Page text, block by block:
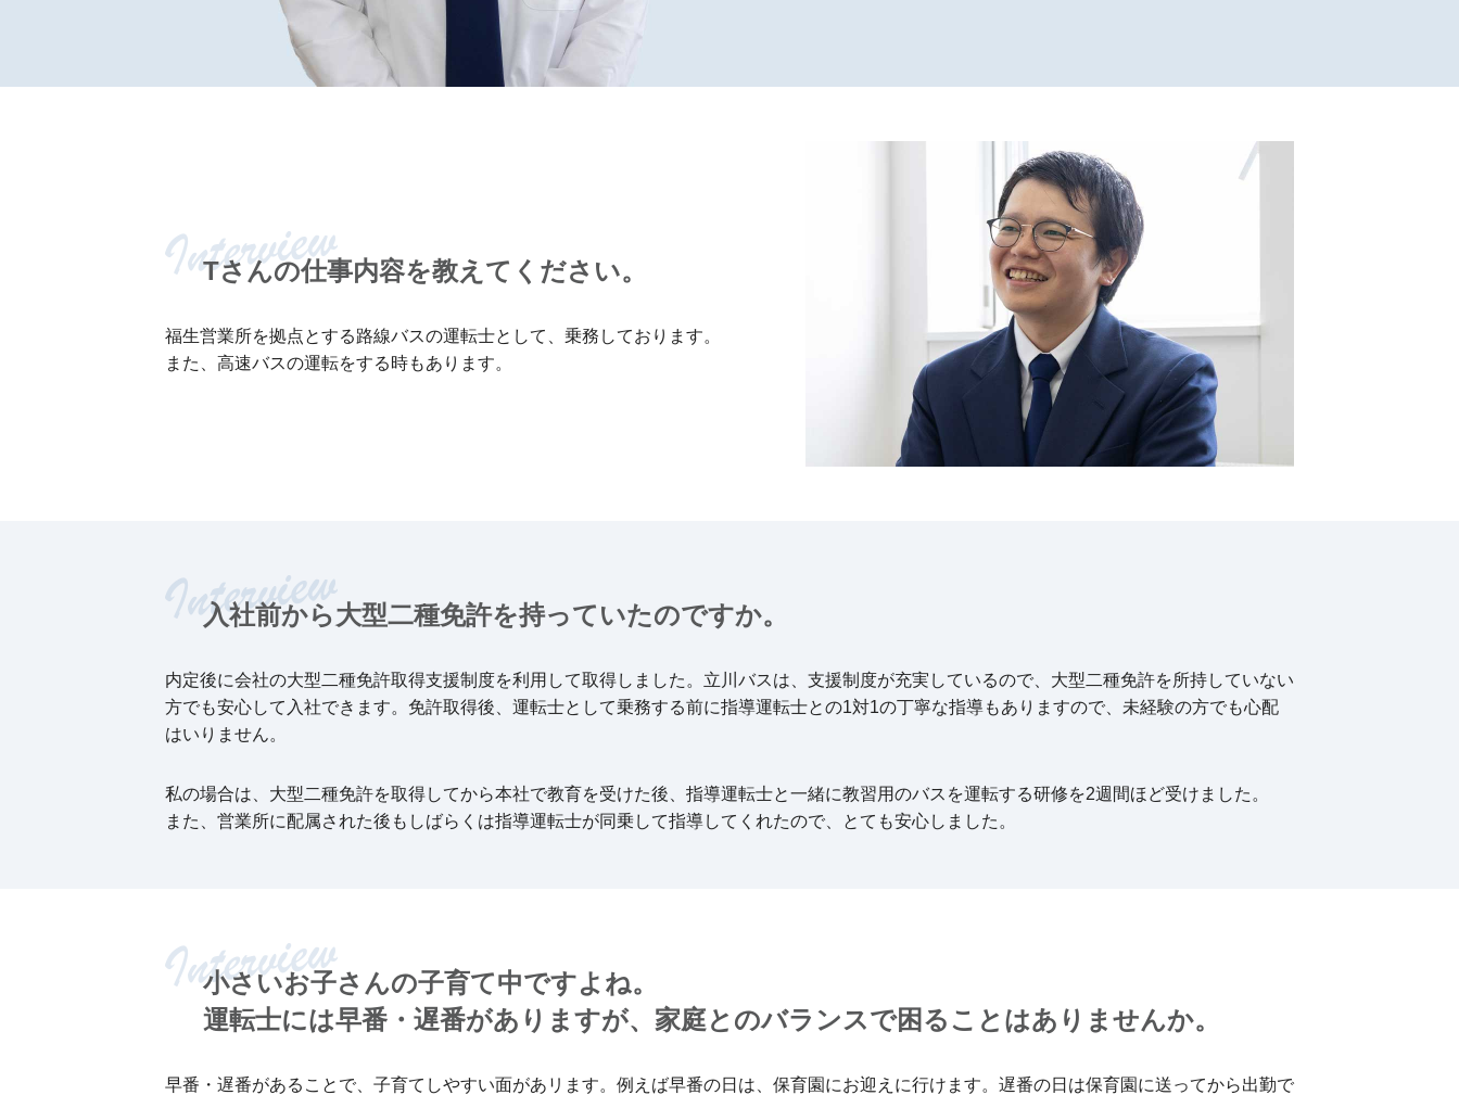
Tさんの仕事内容を教えてください。
福生営業所を拠点とする路線バスの運転士として、乗務しております。
また、高速バスの運転をする時もあります。
入社前から大型二種免許を持っていたのですか。
内定後に会社の大型二種免許取得支援制度を利用して取得しました。立川バスは、支援制度が充実しているので、大型二種免許を所持していない
方でも安心して入社できます。免許取得後、運転士として乗務する前に指導運転士との1対1の丁寧な指導もありますので、未経験の方でも心配
はいりません。
私の場合は、大型二種免許を取得してから本社で教育を受けた後、指導運転士と一緒に教習用のバスを運転する研修を2週間ほど受けました。
また、営業所に配属された後もしばらくは指導運転士が同乗して指導してくれたので、とても安心しました。
小さいお子さんの子育て中ですよね。
運転士には早番・遅番がありますが、家庭とのバランスで困ることはありませんか。
早番・遅番があることで、子育てしやすい面があリます。例えば早番の日は、保育園にお迎えに行けます。遅番の日は保育園に送ってから出勤で